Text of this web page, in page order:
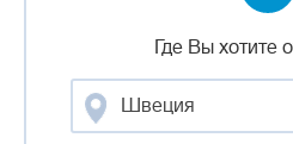
Где Вы хотите
Швеция